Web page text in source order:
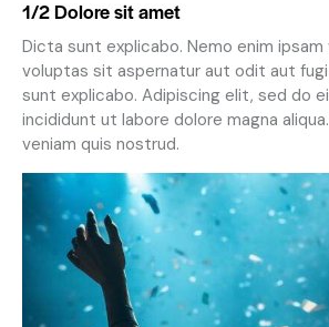
1/2 Dolore sit amet
Dicta sunt explicabo. Nemo enim
voluptas sit aspernatur aut odit aut
sunt explicabo. Adipiscing elit, sed do
incididunt ut labore dolore magna
veniam quis nostrud.